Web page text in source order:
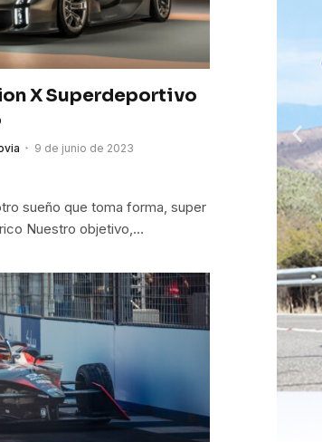
X Superdeportivo
9 de junio de 2023
sueño que toma forma, super
Nuestro objetivo,…